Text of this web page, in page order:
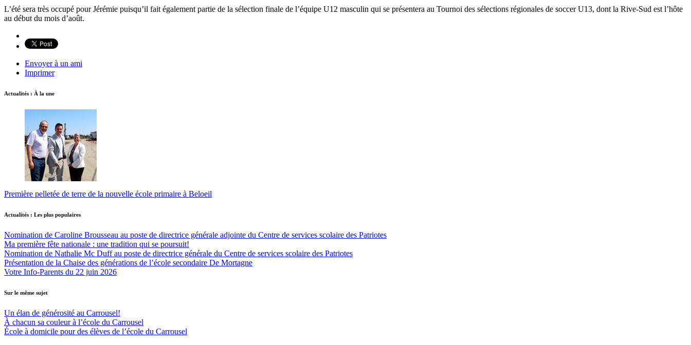
L’été sera très occupé pour Jérémie puisqu’il fait également partie de la sélection finale de l’équipe U12 masculin qui se présentera au Tournoi des sélections régionales de soccer U13, dont la Rive-Sud est l’hôte
au début du mois d’août.
Envoyer à un ami
Imprimer
Actualités : À la une
Première pelletée de terre de la nouvelle école primaire à Beloeil
Actualités : Les plus populaires
Nomination de Caroline Brousseau au poste de directrice générale adjointe du Centre de services scolaire des Patriotes
Ma première fête nationale : une tradition qui se poursuit!
Nomination de Nathalie Mc Duff au poste de directrice générale du Centre de services scolaire des Patriotes
Présentation de la Chaise des générations de l’école secondaire De Mortagne
Votre Info-Parents du 22 juin 2026
Sur le même sujet
Un élan de générosité au Carrousel!
À chacun sa couleur à l’école du Carrousel
École à domicile pour des élèves de l’école du Carrousel